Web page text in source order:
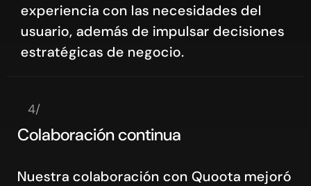
experiencia con las necesidades del
usuario, además de impulsar decisiones
estratégicas de negocio.
4/
Colaboración continua
Nuestra colaboración con Quoota mejoró